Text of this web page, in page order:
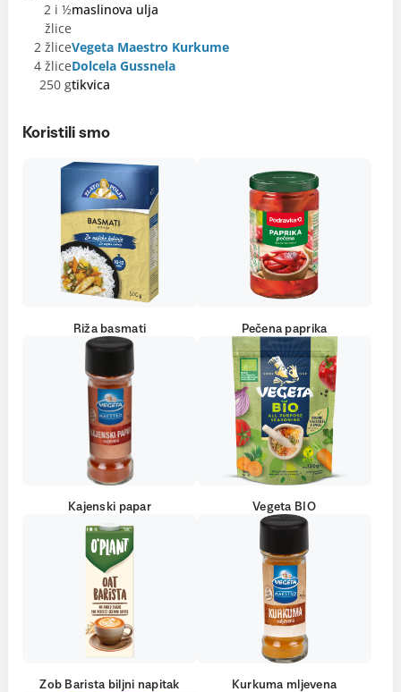
2 i ½
žlice
maslinova ulja
2 žliceVegeta Maestro Kurkume
4 žliceDolcela Gussnela
250 gtikvica
Koristili smo
Riža basmati Pečena paprika
Kajenski papar Vegeta BIO
Zob Barista biljni napitak Kurkuma mljevena